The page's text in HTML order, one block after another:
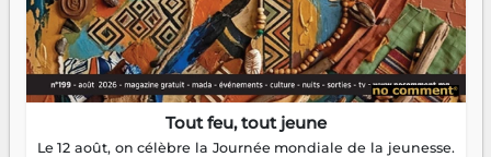
Tout feu, tout jeune
Le 12 août, on célèbre la Journée mondiale de la jeunesse.